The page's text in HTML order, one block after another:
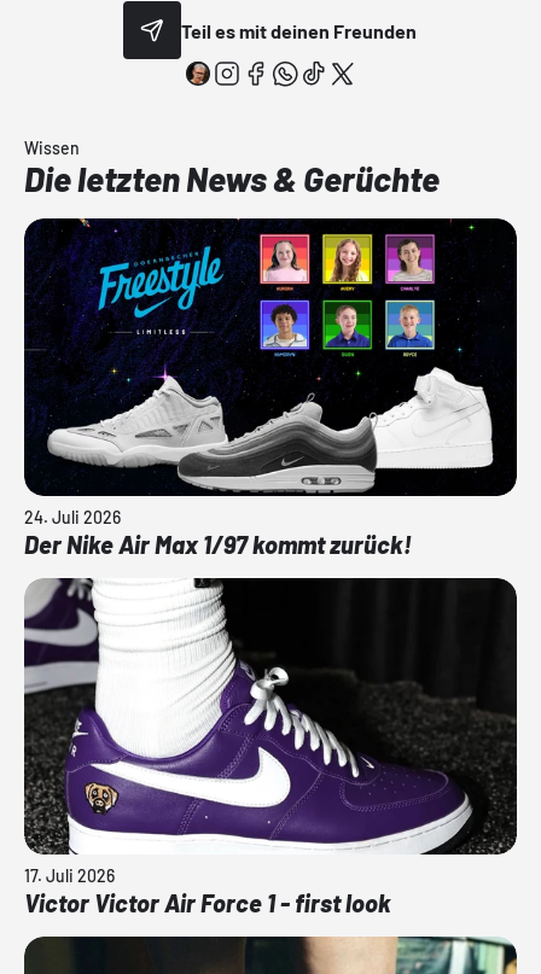
Teil es mit deinen Freunden
Wissen
Die letzten News & Gerüchte
24. Juli 2026
Der Nike Air Max 1/97 kommt zurück!
17. Juli 2026
Victor Victor Air Force 1 - first look